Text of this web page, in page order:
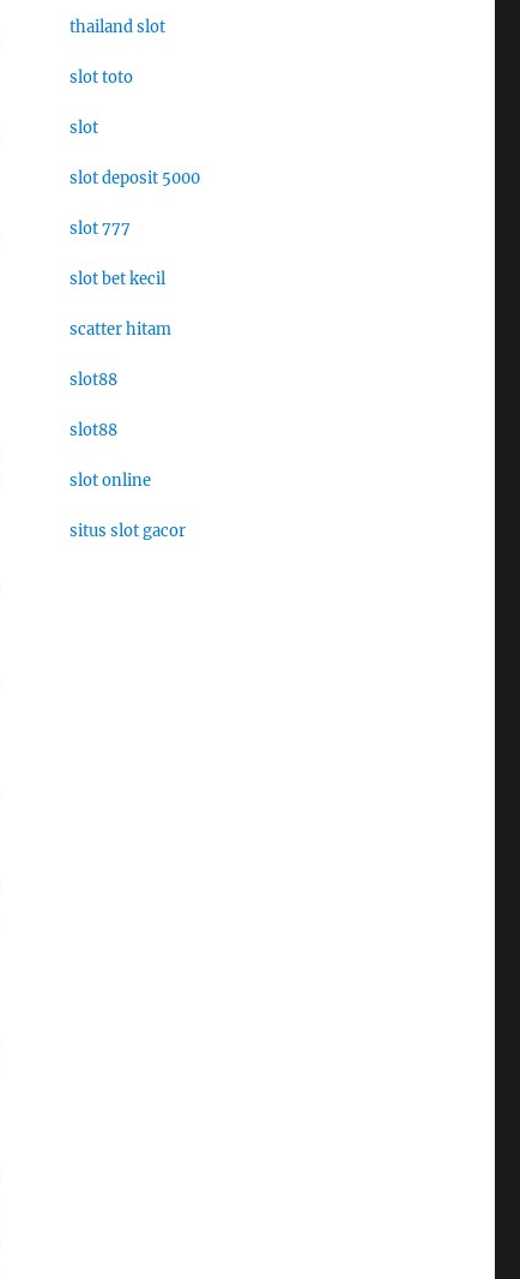
thailand slot
slot toto
slot
slot deposit 5000
slot 777
slot bet kecil
scatter hitam
slot88
slot88
slot online
situs slot gacor